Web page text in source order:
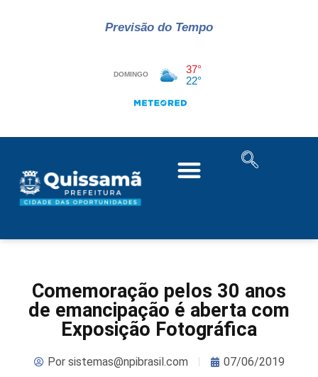
Previsão do Tempo
Comemoração pelos 30 anos
de emancipação é aberta com
Exposição Fotográfica
Porsistemas@npibrasil.com 07/06/2019